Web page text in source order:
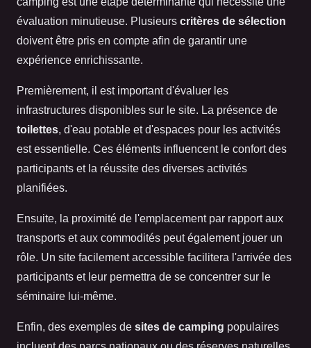
évaluation minutieuse. Plusieurs critères de sélection
doivent être pris en compte afin de garantir une
expérience enrichissante.
Premièrement, il est important d'évaluer les
infrastructures disponibles sur le site. La présence de
toilettes, d'eau potable et d'espaces pour les activités
est essentielle. Ces éléments influencent le confort des
participants et la réussite des diverses activités
planifiées.
Ensuite, la proximité de l'emplacement par rapport aux
transports et aux commodités peut également jouer un
rôle. Un site facilement accessible facilitera l'arrivée des
participants et leur permettra de se concentrer sur le
séminaire lui-même.
Enfin, des exemples de sites de camping populaires